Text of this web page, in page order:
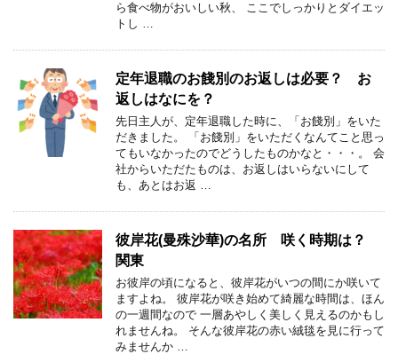
ら食べ物がおいしい秋、 ここでしっかりとダイエッ
トし …
定年退職のお餞別のお返しは必要？ お
返しはなにを？
先日主人が、定年退職した時に、「お餞別」をいた
だきました。 「お餞別」をいただくなんてこと思っ
てもいなかったのでどうしたものかなと・・・。 会
社からいただたものは、お返しはいらないにして
も、あとはお返 …
彼岸花(曼殊沙華)の名所 咲く時期は？
関東
お彼岸の頃になると、彼岸花がいつの間にか咲いて
ますよね。 彼岸花が咲き始めて綺麗な時間は、ほん
の一週間なので 一層あやしく美しく見えるのかもし
れませんね。 そんな彼岸花の赤い絨毯を見に行って
みませんか …